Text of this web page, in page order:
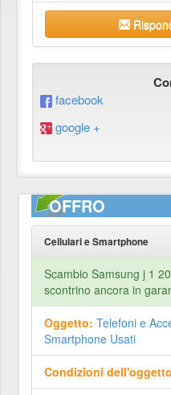
facebook
google +
OFFRO
Cellulari e Smartphone
Scambio Samsung j 1
scontrino ancora in
Oggetto: Telefoni e
Smartphone Usati
Condizioni